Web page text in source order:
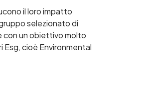
il loro impatto
selezionato di
con un obiettivo molto
cioè Environmental